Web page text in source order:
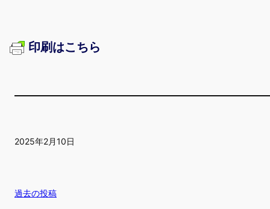
印刷はこちら
2025年2月10日
過去の投稿